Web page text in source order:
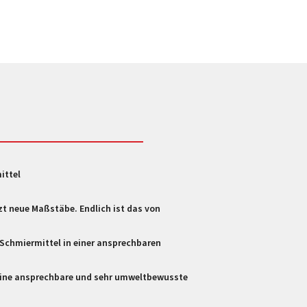
neue Maßstäbe. Endlich ist das von
in einer ansprechbaren
ansprechbare und sehr umweltbewusste